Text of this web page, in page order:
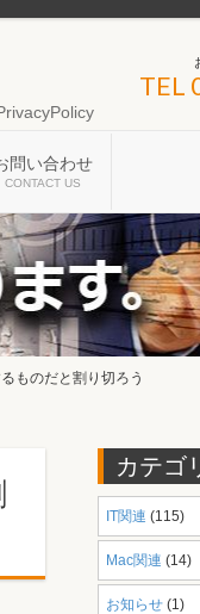
TEL
問い合わせ
CONTACT US
ものだと割り切ろう
カテゴ
IT関連 (115)
Mac関連 (14)
お知らせ(1)